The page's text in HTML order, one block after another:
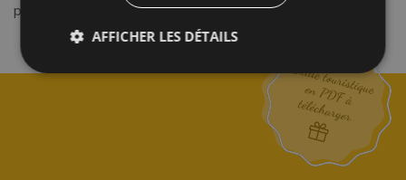
personnalisé!
AFFICHER LES DÉTAILS